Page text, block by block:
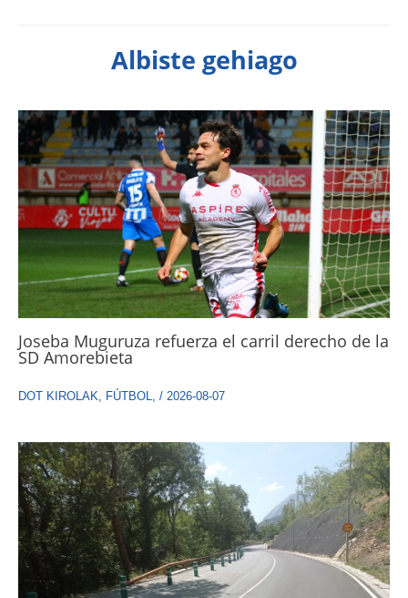
Albiste gehiago
Joseba Muguruza refuerza el carril derecho de la
SD Amorebieta
DOT KIROLAK FÚTBOL / 2026-08-07